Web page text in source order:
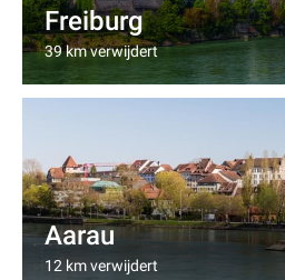
Freiburg
39 km verwijdert
Aarau
12 km verwijdert